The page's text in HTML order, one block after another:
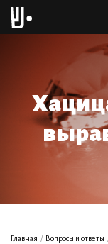
Главная / Вопросы и ответы